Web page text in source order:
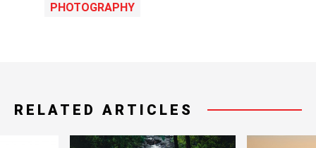
PHOTOGRAPHY
RELATED ARTICLES